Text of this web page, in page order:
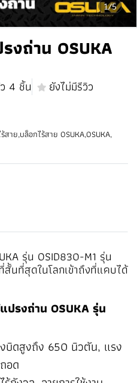
1/5
งถ่าน OSUKA
4 ชิ้น ยังไม่มีรีวิว
สาย,บล็อกไร้สาย OSUKA,OSUKA,
รุ่น OSID830-M1 รุ่น
นที่สุดในโลกเข้าถึงที่แคบได้
รงถ่าน OSUKA รุ่น
บิดสูงถึง 650 นิวตัน, แรง
อด